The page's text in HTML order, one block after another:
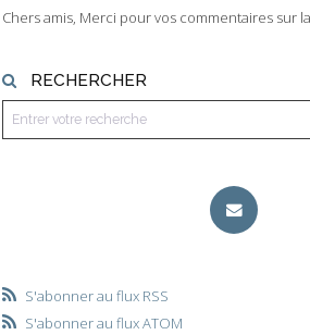
Chers amis, Merci pour vos commentaires sur la
RECHERCHER
S'abonner au flux RSS
S'abonner au flux ATOM